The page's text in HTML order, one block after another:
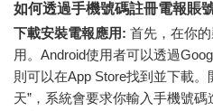
如何透過手機號碼註冊電報賬
下載安裝電報應用: 首先，在你
用。Android使用者可以透過
則可以在App Store找到並下載。
天”，系統會要求你輸入手機號碼